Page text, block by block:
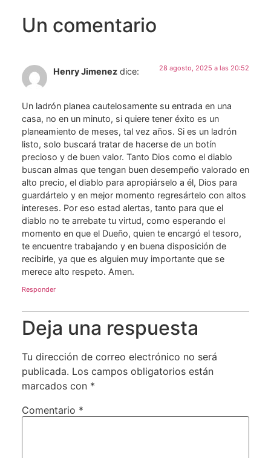
Un comentario
Henry Jimenez dice: 28 agosto, 2025 a las 20:52
Un ladrón planea cautelosamente su entrada en una
casa, no en un minuto, si quiere tener éxito es un
planeamiento de meses, tal vez años. Si es un ladrón
listo, solo buscará tratar de hacerse de un botín
precioso y de buen valor. Tanto Dios como el diablo
buscan almas que tengan buen desempeño valorado en
alto precio, el diablo para apropiárselo a él, Dios para
guardártelo y en mejor momento regresártelo con altos
intereses. Por eso estad alertas, tanto para que el
diablo no te arrebate tu virtud, como esperando el
momento en que el Dueño, quien te encargó el tesoro,
te encuentre trabajando y en buena disposición de
recibirle, ya que es alguien muy importante que se
merece alto respeto. Amen.
Responder
Deja una respuesta
Tu dirección de correo electrónico no será
publicada. Los campos obligatorios están
marcados con *
Comentario *